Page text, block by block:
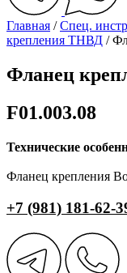
Главная /Спец.
крепления ТНВД /
Фланец
F01.003.08
Технические
Фланец крепления
+7 (981) 181-62-